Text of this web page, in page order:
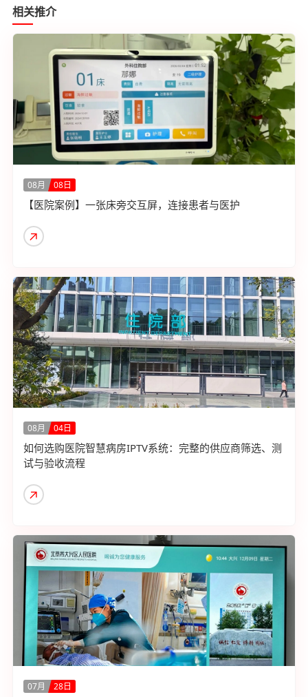
相关推介
08月 08日
【医院案例】一张床旁交互屏，连接患者与医护
08月 04日
如何选购医院智慧病房IPTV系统：完整的供应商筛选、测
试与验收流程
07月 28日